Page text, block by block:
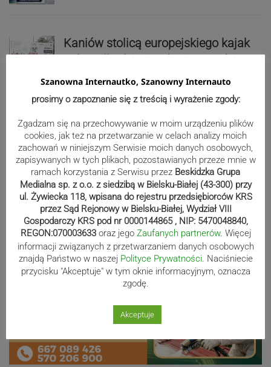
Kaniów stolicą europejskiego kajak
polo. Kilkadziesiąt drużyn z całej
Europy rywalizowało przez trzy dni
Nakamura z dubletem w Wiśle.
Dyskwalifikacja Waszka zmieniła
klasyfikację Polaków
Reklama
Szanowna Internautko, Szanowny Internauto
prosimy o zapoznanie się z treścią i wyrażenie zgody:
Zgadzam się na przechowywanie w moim urządzeniu plików
cookies, jak też na przetwarzanie w celach analizy moich
zachowań w niniejszym Serwisie moich danych osobowych,
zapisywanych w tych plikach, pozostawianych przeze mnie w
ramach korzystania z Serwisu przez Beskidzka Grupa
Medialna sp. z o.o. z siedzibą w Bielsku-Białej (43-300) przy
ul. Żywiecka 118, wpisana do rejestru przedsiębiorców KRS
przez Sąd Rejonowy w Bielsku-Białej, Wydział VIII
Gospodarczy KRS pod nr 0000144865 , NIP: 5470048840,
REGON:070003633 oraz jego Zaufanych partnerów. Więcej
informacji związanych z przetwarzaniem danych osobowych
znajdą Państwo w naszej Polityce Prywatności. Naciśniecie
przycisku "Akceptuje" w tym oknie informacyjnym, oznacza
zgodę.
Akceptuje